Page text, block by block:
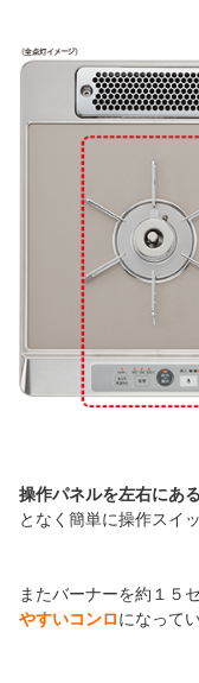
操作パネルを左右にあ
となく簡単に操作スイ
またバーナーを約１５
やすいコンロになって